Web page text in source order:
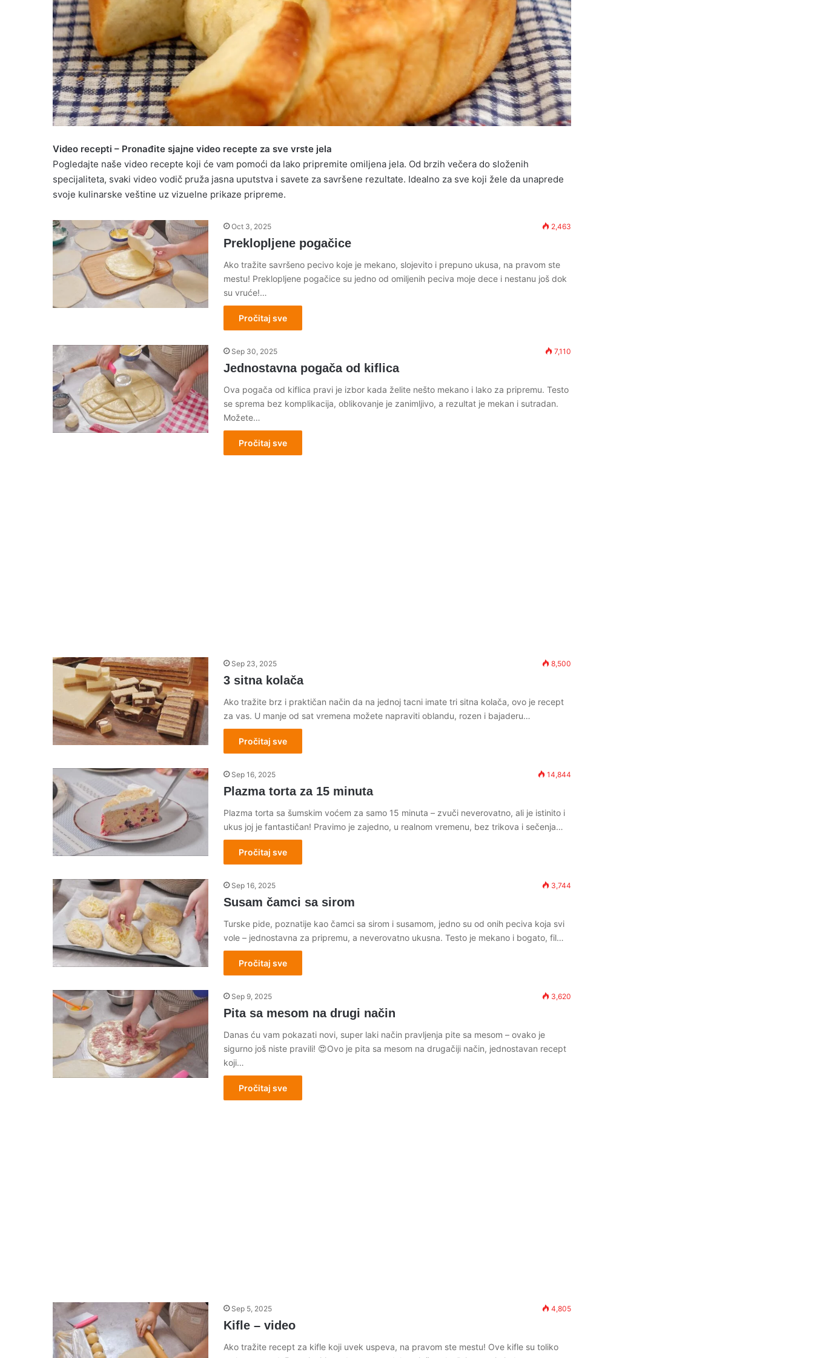
Video recepti – Pronađite sjajne video recepte za sve vrste jela
Pogledajte naše video recepte koji će vam pomoći da lako pripremite omiljena jela. Od brzih večera do složenih
specijaliteta, svaki video vodič pruža jasna uputstva i savete za savršene rezultate. Idealno za sve koji žele da unaprede
svoje kulinarske veštine uz vizuelne prikaze pripreme.
Oct 3, 2025 2,463
Preklopljene pogačice
Ako tražite savršeno pecivo koje je mekano, slojevito i prepuno ukusa, na pravom ste
mestu! Preklopljene pogačice su jedno od omiljenih peciva moje dece i nestanu još dok
su vruće!…
Pročitaj sve
Sep 30, 2025 7,110
Jednostavna pogača od kiflica
Ova pogača od kiflica pravi je izbor kada želite nešto mekano i lako za pripremu. Testo
se sprema bez komplikacija, oblikovanje je zanimljivo, a rezultat je mekan i sutradan.
Možete…
Pročitaj sve
Sep 23, 2025 8,500
3 sitna kolača
Ako tražite brz i praktičan način da na jednoj tacni imate tri sitna kolača, ovo je recept
za vas. U manje od sat vremena možete napraviti oblandu, rozen i bajaderu…
Pročitaj sve
Sep 16, 2025 14,844
Plazma torta za 15 minuta
Plazma torta sa šumskim voćem za samo 15 minuta – zvuči neverovatno, ali je istinito i
ukus joj je fantastičan! Pravimo je zajedno, u realnom vremenu, bez trikova i sečenja…
Pročitaj sve
Sep 16, 2025 3,744
Susam čamci sa sirom
Turske pide, poznatije kao čamci sa sirom i susamom, jedno su od onih peciva koja svi
vole – jednostavna za pripremu, a neverovatno ukusna. Testo je mekano i bogato, fil…
Pročitaj sve
Sep 9, 2025 3,620
Pita sa mesom na drugi način
Danas ću vam pokazati novi, super laki način pravljenja pite sa mesom – ovako je
sigurno još niste pravili! 😍Ovo je pita sa mesom na drugačiji način, jednostavan recept
koji…
Pročitaj sve
Sep 5, 2025 4,805
Kifle – video
Ako tražite recept za kifle koji uvek uspeva, na pravom ste mestu! Ove kifle su toliko